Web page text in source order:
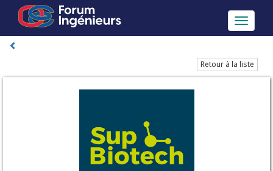
Toggle
Retour à la liste